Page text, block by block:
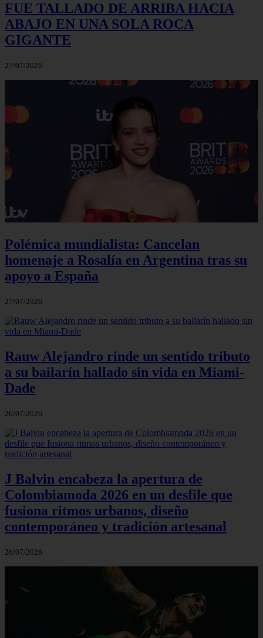
FUE TALLADO DE ARRIBA HACIA
ABAJO EN UNA SOLA ROCA
GIGANTE
27/07/2026
Polémica mundialista: Cancelan
homenaje a Rosalía en Argentina tras su
apoyo a España
27/07/2026
Rauw Alejandro rinde un sentido tributo
a su bailarín hallado sin vida en Miami-
Dade
26/07/2026
J Balvin encabeza la apertura de
Colombiamoda 2026 en un desfile que
fusiona ritmos urbanos, diseño
contemporáneo y tradición artesanal
26/07/2026